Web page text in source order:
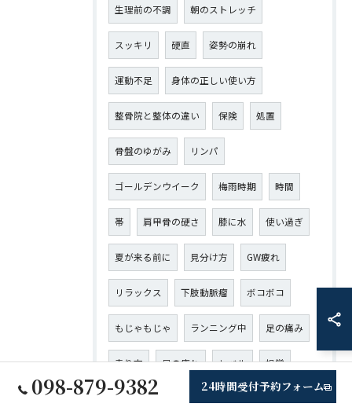
生理前の不調 朝のストレッチ
スッキリ 硬直 姿勢の崩れ
運動不足 身体の正しい使い方
整骨院と整体の違い 保険 処置
骨盤のゆがみ リンパ
ゴールデンウイーク 梅雨時期 時間
帯 肩甲骨の硬さ 膝に水 使い過ぎ
夏が来る前に 見分け方 GW疲れ
リラックス 下肢動脈瘤 ボコボコ
もじゃもじゃ ランニング中 足の痛み
走り方 足の痺れ レベル 視覚
血圧 下げる
098-879-9382 24時間受付予約フォーム